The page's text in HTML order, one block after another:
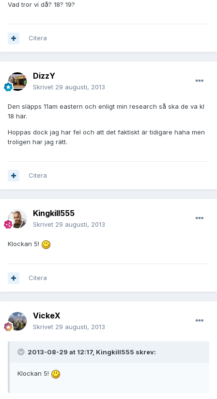
Vad tror vi då? 18? 19?
Citera
DizzY
Skrivet 29 augusti, 2013
Den släpps 11am eastern och enligt min research så ska de va kl
18 här.
Hoppas dock jag har fel och att det faktiskt är tidigare haha men
troligen har jag rätt.
Citera
Kingkill555
Skrivet 29 augusti, 2013
Klockan 5!
Citera
VickeX
Skrivet 29 augusti, 2013
2013-08-29 at 12:17, Kingkill555 skrev:
Klockan 5!